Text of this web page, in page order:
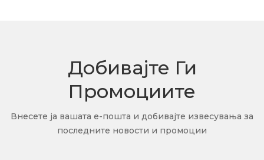
Добивајте Ги
Промоциите
Внесете ја вашата е-пошта и добивајте извесувања за
последните новости и промоции